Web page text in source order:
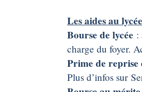
Les aides au lycée
Bourse de lycée :
charge du foyer.
Prime de reprise
Plus d’infos sur